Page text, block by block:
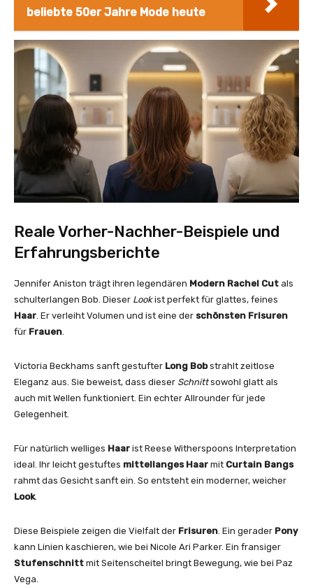
beliebte 50er Jahre Mode heute
Reale Vorher-Nachher-Beispiele und
Erfahrungsberichte
Jennifer Aniston trägt ihren legendären Modern Rachel Cut als
schulterlangen Bob. Dieser Lookist perfekt für glattes, feines
Haar . Er verleiht Volumen und ist eine der schönsten Frisuren
für Frauen
Victoria Beckhams sanft gestufter Long Bobstrahlt zeitlose
Eleganz aus. Sie beweist, dass dieser Schnittsowohl glatt als
auch mit Wellen funktioniert. Ein echter Allrounder für jede
Gelegenheit.
Für natürlich welliges Haar ist Reese Witherspoons Interpretation
ideal. Ihr leicht gestuftes mittellanges Haar mit Curtain Bangs
rahmt das Gesicht sanft ein. So entsteht ein moderner, weicher
Look.
Diese Beispiele zeigen die Vielfalt der Frisuren . Ein gerader Pony
kann Linien kaschieren, wie bei Nicole Ari Parker. Ein fransiger
Stufenschnitt mit Seitenscheitel bringt Bewegung, wie bei Paz
Vega.